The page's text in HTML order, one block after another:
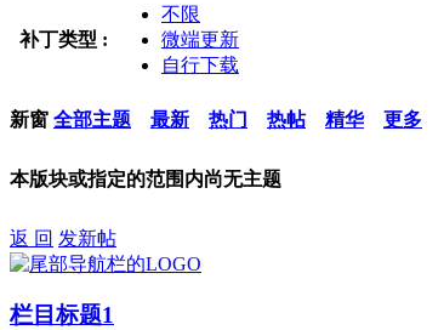
补丁类型 :
不限
微端更新
自行下载
新窗 全部主题 最新 热门 热帖 精华 更多
本版块或指定的范围内尚无主题
返 回 发新帖
栏目标题1